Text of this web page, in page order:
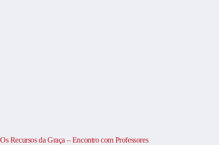
Os Recursos da Graça – Encontro com Professores